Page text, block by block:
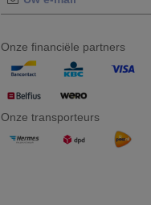
Onze financiële partners
Onze transporteurs